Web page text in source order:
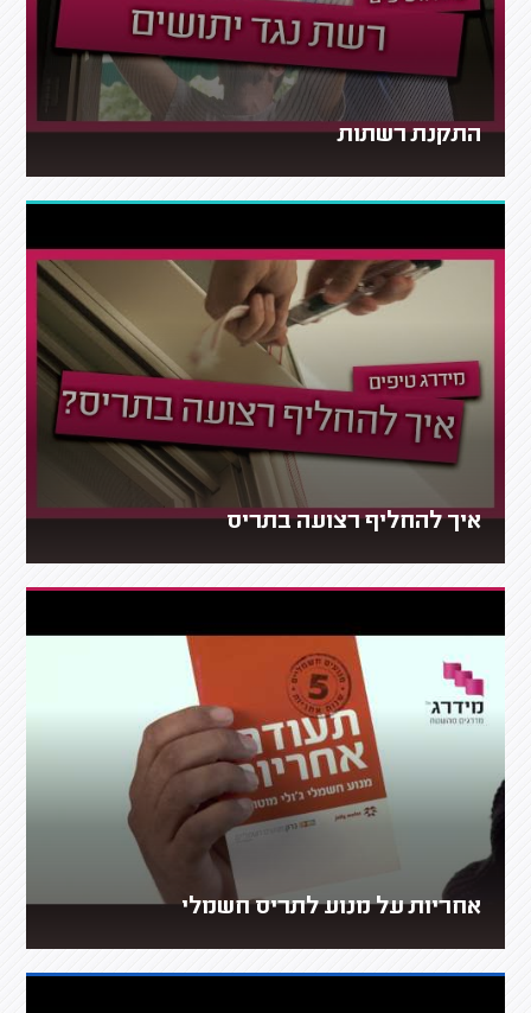
התקנת רשתות
איך להחליף רצועה בתריס
אחריות על מנוע לתריס חשמלי